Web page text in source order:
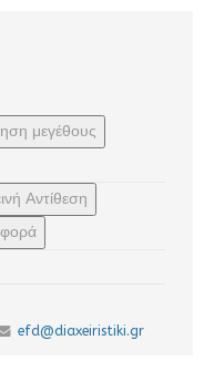
μεγέθους
Αντίθεση
efd@diaxeiristiki.gr